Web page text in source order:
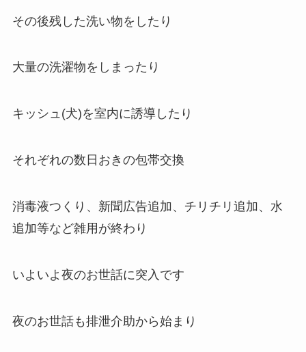
その後残した洗い物をしたり
大量の洗濯物をしまったり
キッシュ(犬)を室内に誘導したり
それぞれの数日おきの包帯交換
消毒液つくり、新聞広告追加、チリチリ追加、水
追加等など雑用が終わり
いよいよ夜のお世話に突入です
夜のお世話も排泄介助から始まり